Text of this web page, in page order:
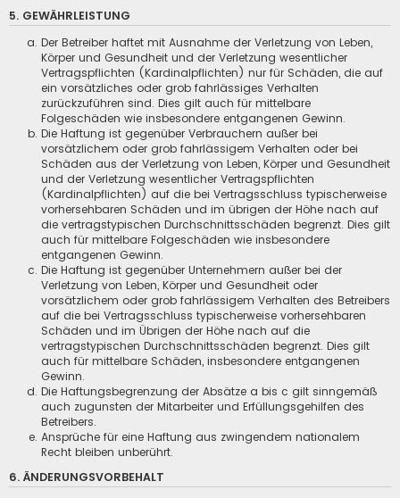
5. GEWÄHRLEISTUNG
Der Betreiber haftet mit Ausnahme der Verletzung von Leben,
Körper und Gesundheit und der Verletzung wesentlicher
Vertragspflichten (Kardinalpflichten) nur für Schäden, die auf
ein vorsätzliches oder grob fahrlässiges Verhalten
zurückzuführen sind. Dies gilt auch für mittelbare
Folgeschäden wie insbesondere entgangenen Gewinn.
Die Haftung ist gegenüber Verbrauchern außer bei
vorsätzlichem oder grob fahrlässigem Verhalten oder bei
Schäden aus der Verletzung von Leben, Körper und Gesundheit
und der Verletzung wesentlicher Vertragspflichten
(Kardinalpflichten) auf die bei Vertragsschluss typischerweise
vorhersehbaren Schäden und im übrigen der Höhe nach auf
die vertragstypischen Durchschnittsschäden begrenzt. Dies gilt
auch für mittelbare Folgeschäden wie insbesondere
entgangenen Gewinn.
Die Haftung ist gegenüber Unternehmern außer bei der
Verletzung von Leben, Körper und Gesundheit oder
vorsätzlichem oder grob fahrlässigem Verhalten des Betreibers
auf die bei Vertragsschluss typischerweise vorhersehbaren
Schäden und im Übrigen der Höhe nach auf die
vertragstypischen Durchschnittsschäden begrenzt. Dies gilt
auch für mittelbare Schäden, insbesondere entgangenen
Gewinn.
Die Haftungsbegrenzung der Absätze a bis c gilt sinngemäß
auch zugunsten der Mitarbeiter und Erfüllungsgehilfen des
Betreibers.
Ansprüche für eine Haftung aus zwingendem nationalem
Recht bleiben unberührt.
6. ÄNDERUNGSVORBEHALT